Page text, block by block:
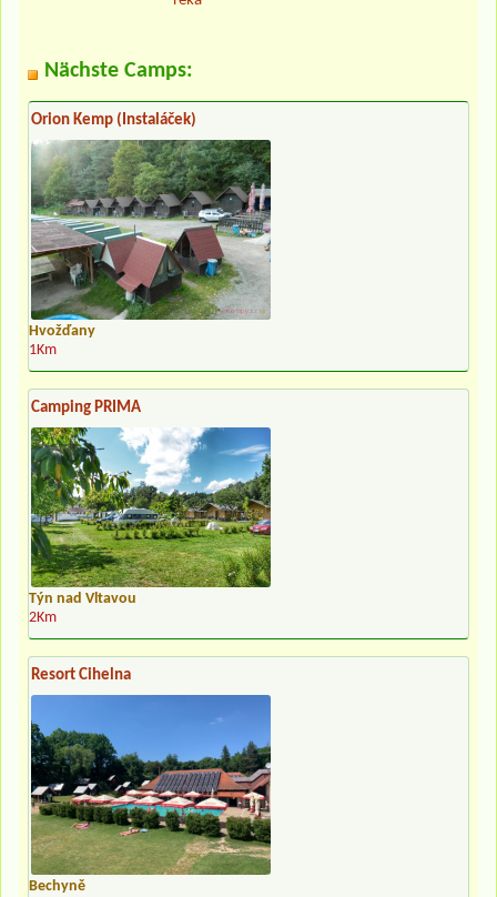
Nächste Camps:
Orion Kemp (Instaláček)
Hvožďany
1Km
Camping PRIMA
Týn nad Vltavou
2Km
Resort Cihelna
Bechyně